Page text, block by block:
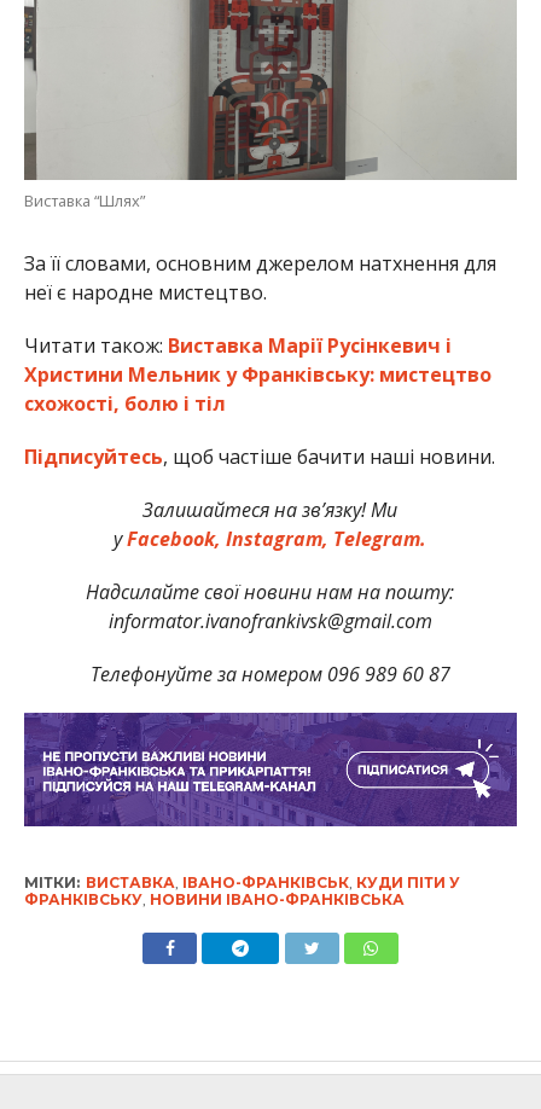
Виставка “Шлях”
За її словами, основним джерелом натхнення для
неї є народне мистецтво.
Читати також: Виставка Марії Русінкевич і
Христини Мельник у Франківську: мистецтво
схожості, болю і тіл
Підписуйтесь, щоб частіше бачити наші новини.
Залишайтеся на зв’язку! Ми
уFacebook, Instagram, Telegram.
Надсилайте свої новини нам на пошту:
informator.ivanofrankivsk@gmail.com
Телефонуйте за номером 096 989 60 87
МІТКИ: ВИСТАВКА, ІВАНО-ФРАНКІВСЬК, КУДИ ПІТИ У
ФРАНКІВСЬКУ, НОВИНИ ІВАНО-ФРАНКІВСЬКА